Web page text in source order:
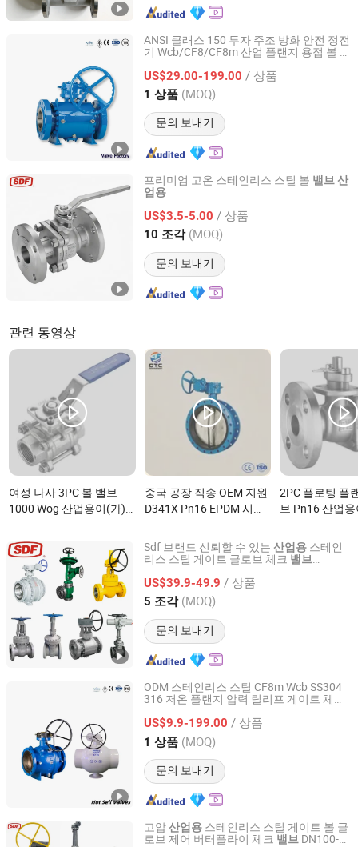
ANSI 클래스 150 투자 주조 방화 안전 정전
기 Wcb/CF8/CF8m 산업 플랜지 용접 볼
US$29.00-199.00 / 상품
1 상품 (MOQ)
문의 보내기
YOONAD VALVE (WUXI) CO., LTD.
Jiangsu, China 이후 2024
프리미엄 고온 스테인리스 스틸 볼 밸브 산
업용
US$3.5-5.00 / 상품
10 조각 (MOQ)
문의 보내기
Shanghai Power Plant Valve Factory Co., Ltd.
Shanghai, China 이후 2026
관련 동영상
여성 나사 3PC 볼 밸브
1000 Wog 산업용이(가)
중국 공장 직송 OEM 지원
D341X Pn16 EPDM 시트
철 웜 기어 작동 플랜지 나
비 밸브 Bfv 산업용 물용
2PC 플로팅 플
브 Pn16 산업
Sdf 브랜드 신뢰할 수 있는 산업용 스테인
리스 스틸 게이트 글로브 체크 밸브
US$39.9-49.9 / 상품
5 조각 (MOQ)
문의 보내기
Shanghai Power Plant Valve Factory Co., Ltd.
Shanghai, China 이후 2026
ODM 스테인리스 스틸 CF8m Wcb SS304
316 저온 플랜지 압력 릴리프 게이트 체크
용볼밸브
US$9.9-199.00 / 상품
1 상품 (MOQ)
문의 보내기
YOONAD VALVE (WUXI) CO., LTD.
Jiangsu, China 이후 2024
고압 산업용 스테인리스 스틸 게이트 볼 글
로브 제어 버터플라이 체크 밸브 DN100-